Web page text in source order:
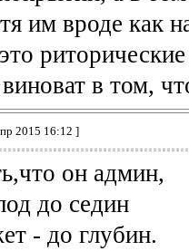
им вроде как
в том,
2015 16:12 ]
он админ,
до седин
- до глубин.